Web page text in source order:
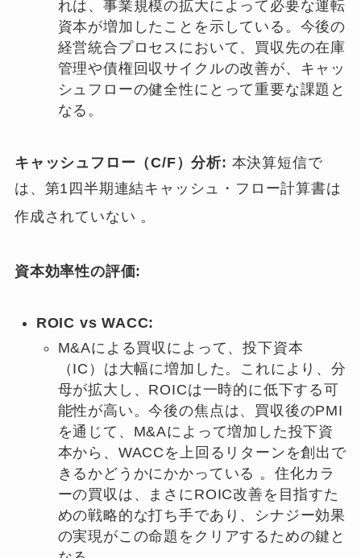
れは、事業規模の拡大によって必要な運転
資本が増加したことを示している。今後の
経営統合プロセスにおいて、買収先の在庫
管理や債権回収サイクルの改善が、キャッ
シュフローの健全性にとって重要な課題と
なる。
キャッシュフロー（C/F）分析: 本決算短信で
は、第1四半期連結キャッシュ・フロー計算書は
作成されていない 。
資本効率性の評価:
ROIC vs WACC:
M&Aによる買収によって、投下資本
（IC）は大幅に増加した。これにより、分
母が拡大し、ROICは一時的に低下する可
能性が高い。今後の焦点は、買収後のPMI
を通じて、M&Aによって増加した投下資
本から、WACCを上回るリターンを創出で
きるかどうかにかかっている 。住化カラ
ーの買収は、まさにROIC改善を目指すた
めの戦略的な打ち手であり、シナジー効果
の実現がこの命題をクリアするための鍵と